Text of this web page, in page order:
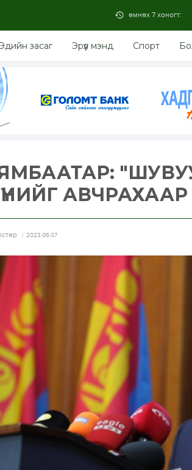
өмнөх 7 хоногт:
засаг Эрүүл мэнд Спорт
2023.06.07